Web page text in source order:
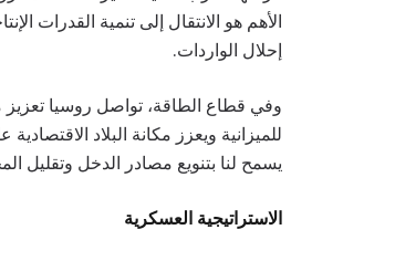
الأهم هو الانتقال إلى تنمية القدرات
إحلال الواردات.
وفي قطاع الطاقة، تواصل روسيا تعزيز
للميزانية ويعزز مكانة البلاد
يسمح لنا بتنويع مصادر الدخل وتقليل
الاستراتيجية العسكرية